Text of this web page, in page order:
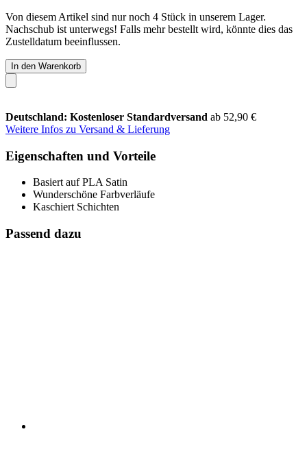
Von diesem Artikel sind nur noch 4 Stück in unserem Lager.
Nachschub ist unterwegs! Falls mehr bestellt wird, könnte dies das
Zustelldatum beeinflussen.
In den Warenkorb
Deutschland: Kostenloser Standardversand ab 52,90 €
Weitere Infos zu Versand & Lieferung
Eigenschaften und Vorteile
Basiert auf PLA Satin
Wunderschöne Farbverläufe
Kaschiert Schichten
Passend dazu